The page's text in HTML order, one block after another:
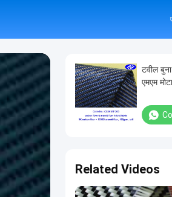
टवील
एमएम
Related Videos